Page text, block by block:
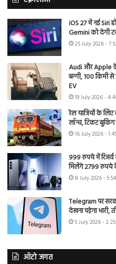
iOS 27 में नई Siri
Gemini को देगी
25 July 2026 -
Audi और Apple के
बग्गी, 100 किमी
EV
19 July 2026 -
रेल यात्रियों के
लॉन्च, टिकट
16 July 2026 -
999 रुपये में
मिलेंगे 2799
8 July 2026 -
Telegram पर
देखना पड़ेगा भारी,
5 July 2026 -
ऑटो जगत